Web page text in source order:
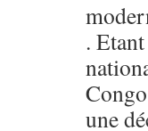
.
une